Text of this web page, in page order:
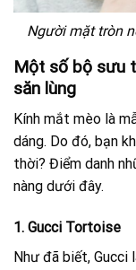
Người mặt tròn
Một số bộ sưu
săn lùng
Kính mắt mèo là
dáng. Do đó, bạn
thời? Điểm danh
nàng dưới đây.
1. Gucci Tortoise
Như đã biết, Gucci